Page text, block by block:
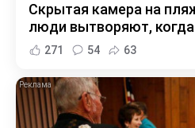
Скрытая камера на
люди вытворяют, когда
271 54 63